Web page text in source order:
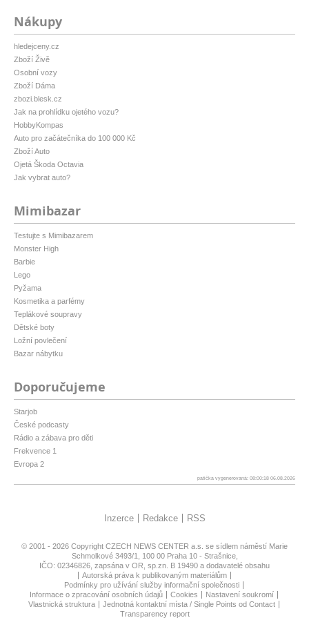
Nákupy
hledejceny.cz
Zboží Živě
Osobní vozy
Zboží Dáma
zbozi.blesk.cz
Jak na prohlídku ojetého vozu?
HobbyKompas
Auto pro začátečníka do 100 000 Kč
Zboží Auto
Ojetá Škoda Octavia
Jak vybrat auto?
Mimibazar
Testujte s Mimibazarem
Monster High
Barbie
Lego
Pyžama
Kosmetika a parfémy
Teplákové soupravy
Dětské boty
Ložní povlečení
Bazar nábytku
Doporučujeme
Starjob
České podcasty
Rádio a zábava pro děti
Frekvence 1
Evropa 2
patička vygenerovaná: 08:00:18 06.08.2026
Inzerce Redakce RSS
© 2001 - 2026 Copyright CZECH NEWS CENTER a.s. se sídlem náměstí Marie
Schmolkové 3493/1, 100 00 Praha 10 - Strašnice,
IČO: 02346826, zapsána v OR, sp.zn. B 19490 a dodavatelé obsahu
Autorská práva k publikovaným materiálům
Podmínky pro užívání služby informační společnosti
Informace o zpracování osobních údajů
Cookies
Nastavení soukromí
Vlastnická struktura
Jednotná kontaktní místa / Single Points od Contact
Transparency report